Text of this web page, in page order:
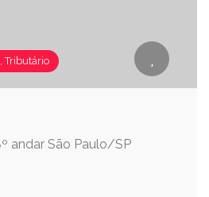
Tributário
andar São Paulo/SP